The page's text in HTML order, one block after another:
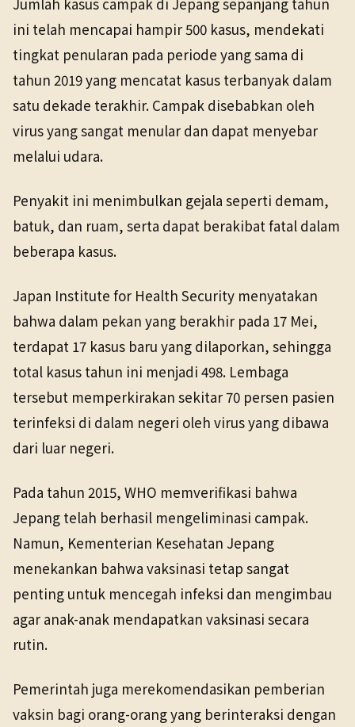
26 Mei 2026
TANGGAL SUMBER
26 Mei 2026
ini telah mencapai hampir 500 kasus, mendekati
tingkat penularan pada periode yang sama di
tahun 2019 yang mencatat kasus terbanyak dalam
satu dekade terakhir. Campak disebabkan oleh
virus yang sangat menular dan dapat menyebar
melalui udara.
Penyakit ini menimbulkan gejala seperti demam,
batuk, dan ruam, serta dapat berakibat fatal dalam
beberapa kasus.
Japan Institute for Health Security menyatakan
bahwa dalam pekan yang berakhir pada 17 Mei,
terdapat 17 kasus baru yang dilaporkan, sehingga
total kasus tahun ini menjadi 498. Lembaga
tersebut memperkirakan sekitar 70 persen pasien
terinfeksi di dalam negeri oleh virus yang dibawa
dari luar negeri.
Pada tahun 2015, WHO memverifikasi bahwa
Jepang telah berhasil mengeliminasi campak.
Namun, Kementerian Kesehatan Jepang
menekankan bahwa vaksinasi tetap sangat
penting untuk mencegah infeksi dan mengimbau
agar anak-anak mendapatkan vaksinasi secara
rutin.
Pemerintah juga merekomendasikan pemberian
vaksin bagi orang-orang yang berinteraksi dengan